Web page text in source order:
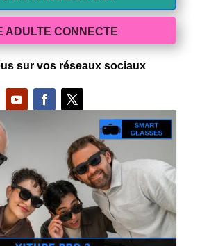
ADULTE CONNECTE
sur vos réseaux sociaux